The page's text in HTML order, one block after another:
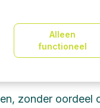
zonder oordeel
Alleen
functioneel